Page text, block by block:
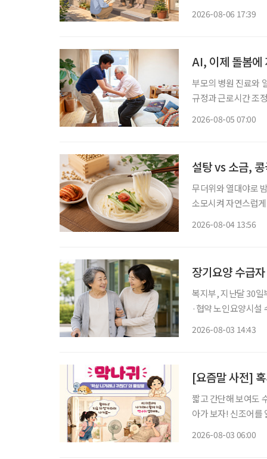
2026-08-06 17:39
AI, 이제 돌봄에
부모의 병원 진료와
규정과 근로시간 조
2026-08-05 07:00
설탕 vs 소금,
무더위와 열대야로
소모시켜 자연스럽게 보양식을 찾게 만든
2026-08-04 13:56
장기요양 수급
복지부, 지난달 30일
·협약 노인요양시설
2026-08-03 14:43
[요즘말 사전] 혹
짧고 간단해 보여도
아가 보자! 신조어를
2026-08-03 06:00